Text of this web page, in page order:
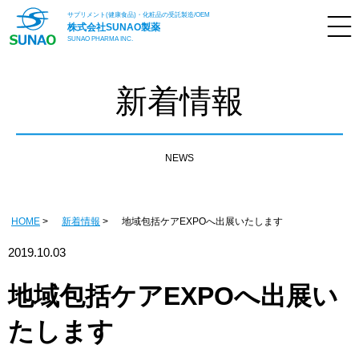
株式会社SUNAO製薬
サプリメント(健康食品)・化粧品の受託製造/OEM
SUNAO PHARMA INC.
新着情報
NEWS
HOME 新着情報 地域包括ケアEXPOへ出展いたします
2019.10.03
地域包括ケアEXPOへ出展い
たします